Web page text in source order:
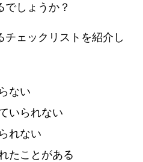
でしょうか？
チェックリストを紹介し
ない
いられない
れない
たことがある